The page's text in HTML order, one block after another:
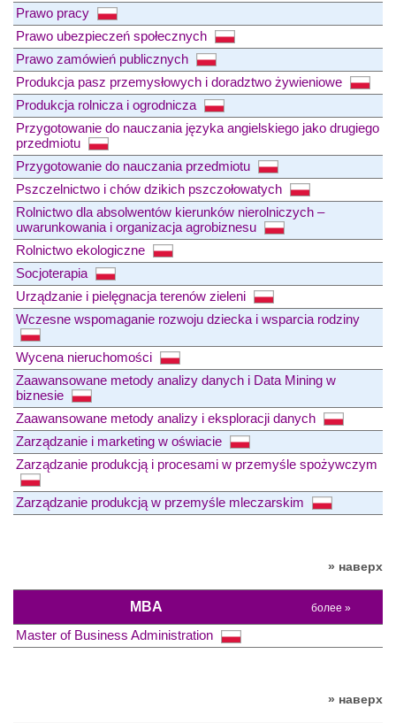
Prawo pracy
Prawo ubezpieczeń społecznych
Prawo zamówień publicznych
Produkcja pasz przemysłowych i doradztwo żywieniowe
Produkcja rolnicza i ogrodnicza
Przygotowanie do nauczania języka angielskiego jako drugiego
przedmiotu
Przygotowanie do nauczania przedmiotu
Pszczelnictwo i chów dzikich pszczołowatych
Rolnictwo dla absolwentów kierunków nierolniczych –
uwarunkowania i organizacja agrobiznesu
Rolnictwo ekologiczne
Socjoterapia
Urządzanie i pielęgnacja terenów zieleni
Wczesne wspomaganie rozwoju dziecka i wsparcia rodziny
Wycena nieruchomości
Zaawansowane metody analizy danych i Data Mining w
biznesie
Zaawansowane metody analizy i eksploracji danych
Zarządzanie i marketing w oświacie
Zarządzanie produkcją i procesami w przemyśle spożywczym
Zarządzanie produkcją w przemyśle mleczarskim
» наверх
MBA более »
Master of Business Administration
» наверх